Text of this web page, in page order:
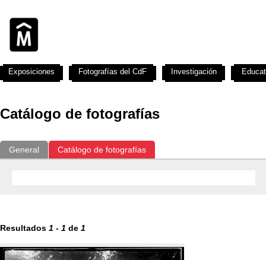
Catálogo de fotografías
General Catálogo de fotografías
Resultados 1 - 1 de 1
Exposiciones Fotografías del CdF Investigación